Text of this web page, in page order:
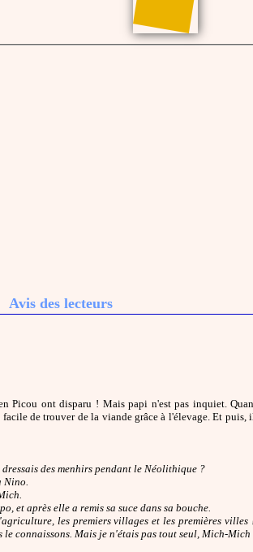
Avis des lecteurs
Picou ont disparu ! Mais papi n'est pas inquiet.
de trouver de la viande grâce à l'élevage. Et
des menhirs pendant le Néolithique ?
Nino.
et après elle a remis sa suce dans sa bouche.
les premiers villages et les premières
le connaissons. Mais je n'étais pas tout seul, Mich-